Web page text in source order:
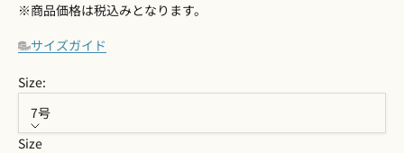
※商品価格は税込みとなります。
サイズガイド
Size:
7号
Size